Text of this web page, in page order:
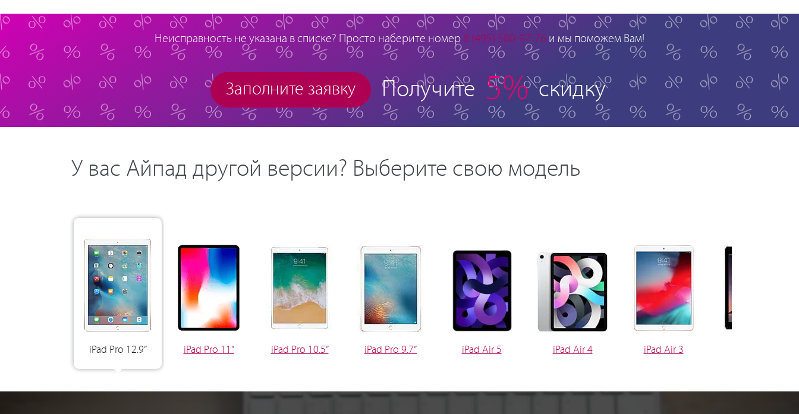
Неисправность не указана в списке? Просто наберите номер 8 (495) 580-97-76 и мы поможем Вам!
Заполните заявку Получите 5%скидку
У вас Айпад другой версии? Выберите свою модель
iPad Pro 12.9” iPad Pro 11” iPad Pro 10.5” iPad Pro 9.7” iPad Air 5 iPad Air 4 iPad Air 3